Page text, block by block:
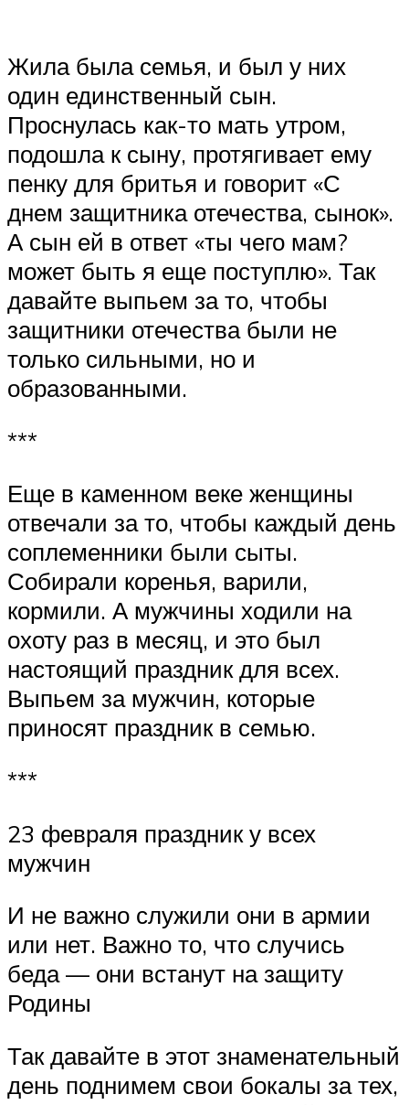
Жила была семья, и был у них
один единственный сын.
Проснулась как-то мать утром,
подошла к сыну, протягивает ему
пенку для бритья и говорит «С
днем защитника отечества, сынок».
А сын ей в ответ «ты чего мам?
может быть я еще поступлю». Так
давайте выпьем за то, чтобы
защитники отечества были не
только сильными, но и
образованными.
***
Еще в каменном веке женщины
отвечали за то, чтобы каждый день
соплеменники были сыты.
Собирали коренья, варили,
кормили. А мужчины ходили на
охоту раз в месяц, и это был
настоящий праздник для всех.
Выпьем за мужчин, которые
приносят праздник в семью.
***
23 февраля праздник у всех
мужчин
И не важно служили они в армии
или нет. Важно то, что случись
беда — они встанут на защиту
Родины
Так давайте в этот знаменательный
день поднимем свои бокалы за тех,